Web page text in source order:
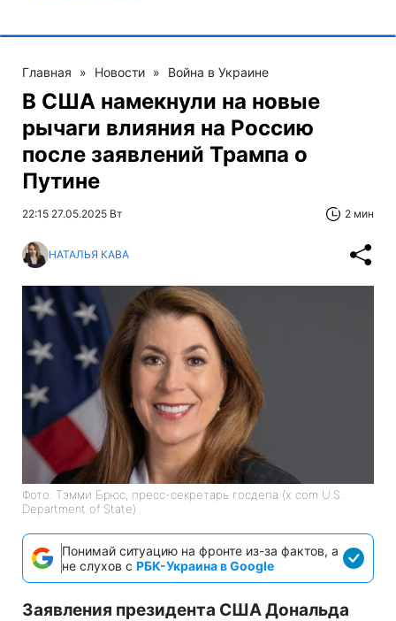
Главная » Новости » Война в Украине
В США намекнули на новые
рычаги влияния на Россию
после заявлений Трампа о
Путине
22:15 27.05.2025 Вт 2 мин
НАТАЛЬЯ КАВА
Фото: Тэмми Брюс, пресс-секретарь госдепа (x com U.S.
Department of State)
Понимай ситуацию на фронте из-за фактов, а
не слухов с РБК-Украина в Google
Заявления президента США Дональда